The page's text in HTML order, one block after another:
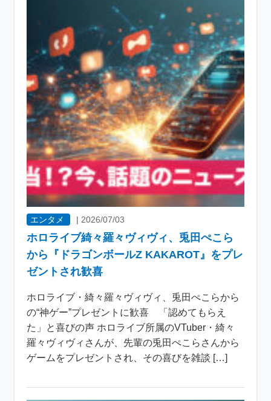
エンタメ | 2026/07/03
ホロライブ綺々羅々ヴィヴィ、兎田ぺこら
から『ドラゴンボールZ KAKAROT』をプレ
ゼントされ歓喜
ホロライブ・綺々羅々ヴィヴィ、兎田ぺこらから
の“神ゲー”プレゼントに歓喜 「認めてもらえ
た」と喜びの声 ホロライブ所属のVTuber・綺々
羅々ヴィヴィさんが、先輩の兎田ぺこらさんから
ゲームをプレゼントされ、その喜びを雑談 […]